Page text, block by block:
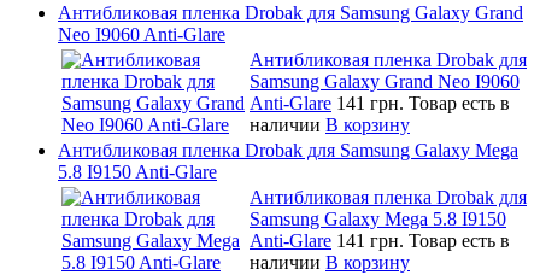
Антибликовая пленка Drobak для Samsung Galaxy Grand
Neo I9060 Anti-Glare
Антибликовая пленка Drobak для
Samsung Galaxy Grand Neo I9060
Anti-Glare 141 грн. Товар есть в
наличии В корзину
Антибликовая пленка Drobak для Samsung Galaxy Mega
5.8 I9150 Anti-Glare
Антибликовая пленка Drobak для
Samsung Galaxy Mega 5.8 I9150
Anti-Glare 141 грн. Товар есть в
наличии В корзину